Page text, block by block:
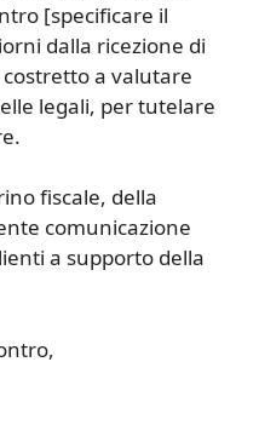
[specificare il
dalla ricezione di
a valutare
legali, per tutelare
fiscale, della
comunicazione
a supporto della